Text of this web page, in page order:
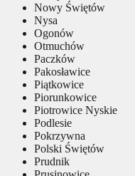
Nowy Świętów
Nysa
Ogonów
Otmuchów
Paczków
Pakosławice
Piątkowice
Piorunkowice
Piotrowice Nyskie
Podlesie
Pokrzywna
Polski Świętów
Prudnik